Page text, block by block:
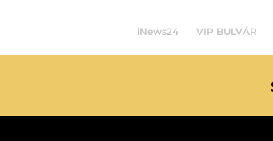
iNews24 VIP BULVÁR